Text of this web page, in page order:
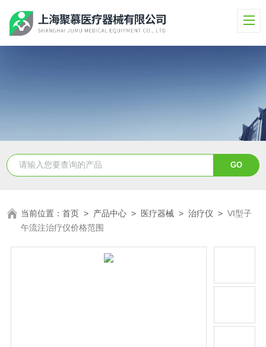
当前位置：首页 > 产品中心 > 医疗器械 >治疗仪 >VI型子
午流注治疗仪价格范围